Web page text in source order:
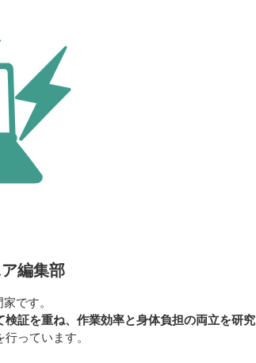
編集部
です。
証を重ね、作業効率と身体負担の両立を研究
っています。